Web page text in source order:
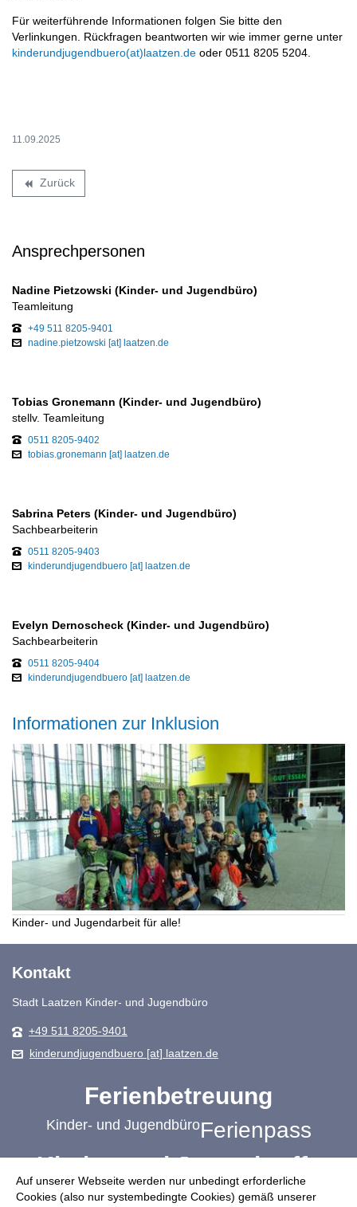
Auf unserer Webseite werden nur unbedingt erforderliche
Cookies (also nur systembedingte Cookies) gemäß unserer
Für weiterführende Informationen folgen Sie bitte den
Verlinkungen. Rückfragen beantworten wir wie immer gerne unter
kinderundjugendbuero(at)laatzen.de oder 0511 8205 5204.
11.09.2025
backward Zurück
Ansprechpersonen
Nadine Pietzowski (Kinder- und Jugendbüro)
Teamleitung
+49 511 8205-9401
nadine.pietzowski [at] laatzen.de
Tobias Gronemann (Kinder- und Jugendbüro)
stellv. Teamleitung
0511 8205-9402
tobias.gronemann [at] laatzen.de
Sabrina Peters (Kinder- und Jugendbüro)
Sachbearbeiterin
0511 8205-9403
kinderundjugendbuero [at] laatzen.de
Evelyn Dernoscheck (Kinder- und Jugendbüro)
Sachbearbeiterin
0511 8205-9404
kinderundjugendbuero [at] laatzen.de
Informationen zur Inklusion
Kinder- und Jugendarbeit für alle!
Kontakt
Stadt Laatzen Kinder- und Jugendbüro
+49 511 8205-9401
kinderundjugendbuero [at] laatzen.de
Ferienbetreuung
Kinder- und JugendbüroFerienpass
Kinder- und Jugendtreffs
Schulbezogene Jugendsozialarbeit